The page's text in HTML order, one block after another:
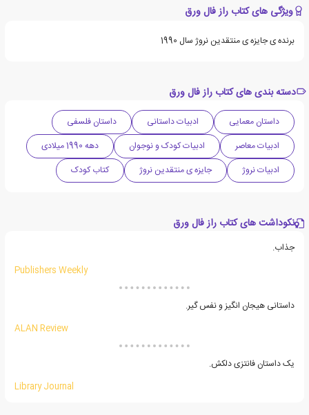
ویژگی های کتاب راز فال ورق
برنده ی جایزه ی منتقدین نروژ سال 1990
دسته بندی های کتاب راز فال ورق
داستان معمایی ادبیات داستانی
داستان فلسفی
ادبیات معاصر
ادبیات کودک و نوجوان
دهه 1990 میلادی
ادبیات نروژ
جایزه ی منتقدین نروژ کتاب کودک
نکوداشت های کتاب راز فال ورق
جذاب.
Publishers Weekly
داستانی هیجان انگیز و نفس گیر.
ALAN Review
یک داستان فانتزی دلکش.
Library Journal